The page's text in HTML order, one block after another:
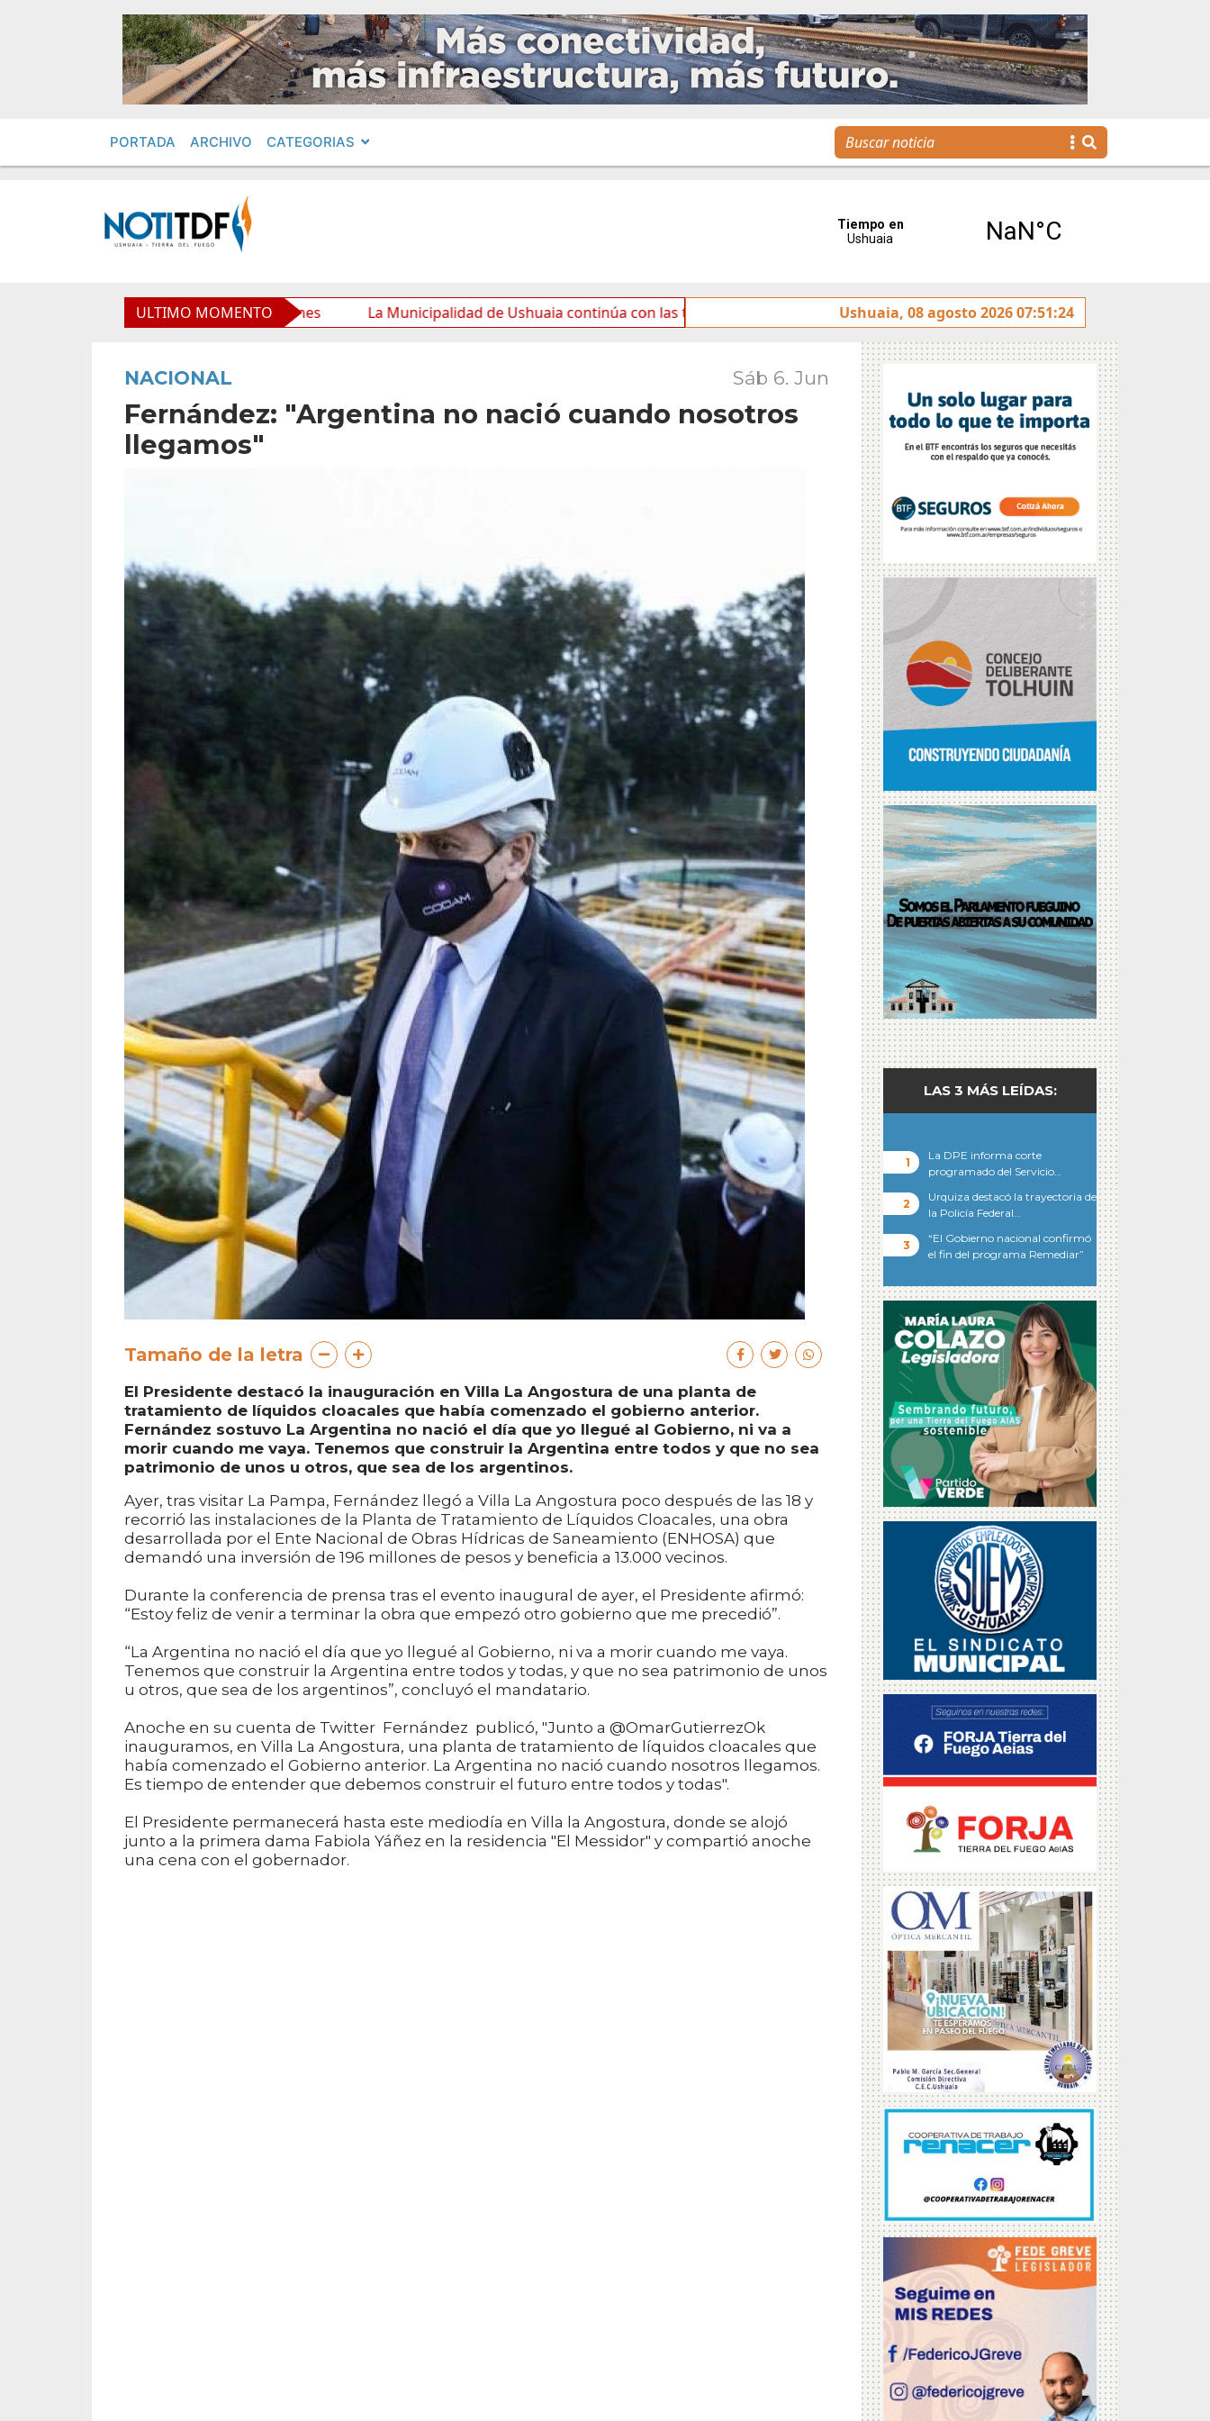
PORTADA ARCHIVO CATEGORIAS
ULTIMO MOMENTO
y mejora sus prestaciones La Municipalidad de Ushuaia continúa con las tareas de mantenimiento y rotulado sobre la avenida Héroes de Malvinas
Ushuaia, 08 agosto 2026 07:51:24
NACIONAL Sáb 6. Jun
Fernández: "Argentina no nació cuando nosotros
llegamos"
Tamaño de la letra
El Presidente destacó la inauguración en Villa La Angostura de una planta de
tratamiento de líquidos cloacales que había comenzado el gobierno anterior.
Fernández sostuvo La Argentina no nació el día que yo llegué al Gobierno, ni va a
morir cuando me vaya. Tenemos que construir la Argentina entre todos y que no sea
patrimonio de unos u otros, que sea de los argentinos.
Ayer, tras visitar La Pampa, Fernández llegó a Villa La Angostura poco después de las 18 y
recorrió las instalaciones de la Planta de Tratamiento de Líquidos Cloacales, una obra
desarrollada por el Ente Nacional de Obras Hídricas de Saneamiento (ENHOSA) que
demandó una inversión de 196 millones de pesos y beneficia a 13.000 vecinos.
Durante la conferencia de prensa tras el evento inaugural de ayer, el Presidente afirmó:
“Estoy feliz de venir a terminar la obra que empezó otro gobierno que me precedió”.
“La Argentina no nació el día que yo llegué al Gobierno, ni va a morir cuando me vaya.
Tenemos que construir la Argentina entre todos y todas, y que no sea patrimonio de unos
u otros, que sea de los argentinos”, concluyó el mandatario.
Anoche en su cuenta de Twitter Fernández publicó, "Junto a @OmarGutierrezOk
inauguramos, en Villa La Angostura, una planta de tratamiento de líquidos cloacales que
había comenzado el Gobierno anterior. La Argentina no nació cuando nosotros llegamos.
Es tiempo de entender que debemos construir el futuro entre todos y todas".
El Presidente permanecerá hasta este mediodía en Villa la Angostura, donde se alojó
junto a la primera dama Fabiola Yáñez en la residencia "El Messidor" y compartió anoche
una cena con el gobernador.
LAS 3 MÁS LEÍDAS:
La DPE informa corte
programado del Servicio…
Urquiza destacó la trayectoria de
la Policía Federal…
“El Gobierno nacional confirmó
el fin del programa Remediar”